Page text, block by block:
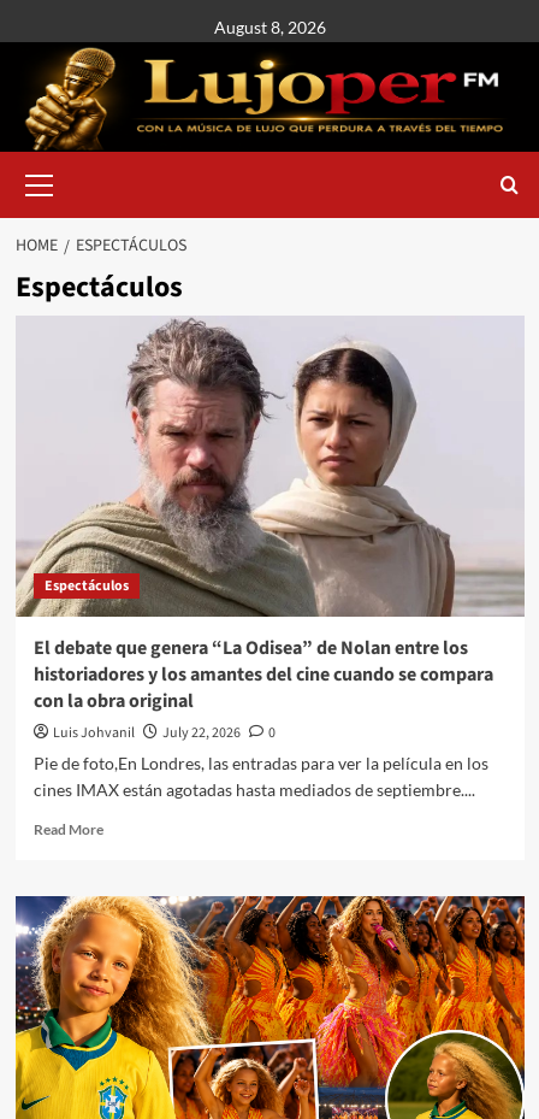
August 8, 2026
HOME ESPECTÁCULOS
Espectáculos
Espectáculos
El debate que genera “La Odisea” de Nolan entre los
historiadores y los amantes del cine cuando se compara
con la obra original
Luis Johvanil July 22, 2026
0
Pie de foto,En Londres, las entradas para ver la película en los
cines IMAX están agotadas hasta mediados de septiembre....
Read More